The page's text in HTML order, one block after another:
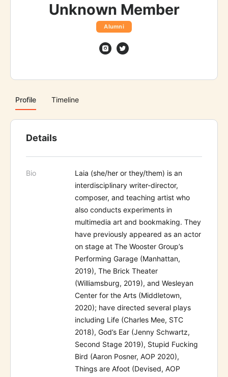
Unknown Member
Alumni
Profile Timeline
Details
Bio
Laia (she/her or they/them) is an
interdisciplinary writer-director,
composer, and teaching artist who
also conducts experiments in
multimedia art and bookmaking. They
have previously appeared as an actor
on stage at The Wooster Group’s
Performing Garage (Manhattan,
2019), The Brick Theater
(Williamsburg, 2019), and Wesleyan
Center for the Arts (Middletown,
2020); have directed several plays
including Life (Charles Mee, STC
2018), God’s Ear (Jenny Schwartz,
Second Stage 2019), Stupid Fucking
Bird (Aaron Posner, AOP 2020),
Things are Afoot (Devised, AOP